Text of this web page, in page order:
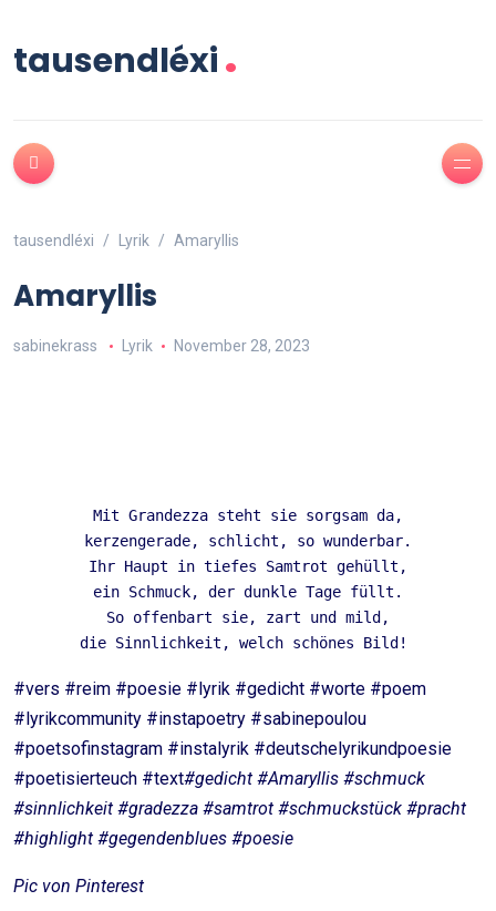
tausendléxi.
tausendléxi Lyrik Amaryllis
Amaryllis
sabinekrass Lyrik November 28, 2023
Mit Grandezza steht sie sorgsam da,
kerzengerade, schlicht, so wunderbar.
Ihr Haupt in tiefes Samtrot gehüllt,
ein Schmuck, der dunkle Tage füllt.
So offenbart sie, zart und mild,
die Sinnlichkeit, welch schönes Bild!
#vers #reim #poesie #lyrik #gedicht #worte #poem
#lyrikcommunity #instapoetry #sabinepoulou
#poetsofinstagram #instalyrik #deutschelyrikundpoesie
#poetisierteuch #text#gedicht #Amaryllis #schmuck
#sinnlichkeit #gradezza #samtrot #schmuckstück #pracht
#highlight #gegendenblues #poesie
Pic von Pinterest